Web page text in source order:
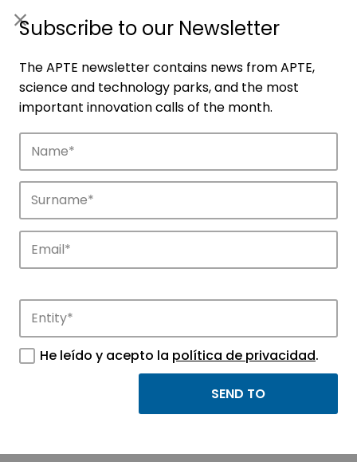
Companies
Discover the companies that drive
Almeriterra-Bio
Subscribe to our Newsletter
The APTE newsletter contains news from APTE,
science and technology parks, and the most
important innovation calls of the month.
He leído y acepto la política de privacidad.